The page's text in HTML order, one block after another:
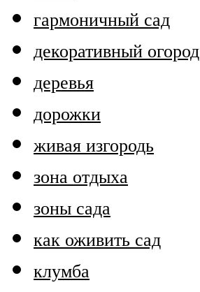
гармоничный сад
декоративный огород
деревья
дорожки
живая изгородь
зона отдыха
зоны сада
как оживить сад
клумба